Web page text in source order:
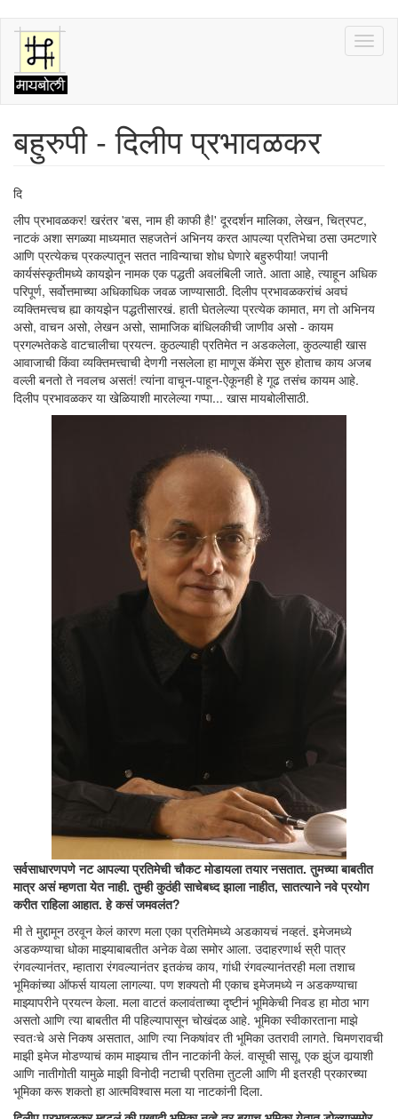
Skip
main
content
बहुरुपी - दिलीप प्रभावळकर
दि
लीप प्रभावळकर! खरंतर 'बस, नाम ही काफी है!' दूरदर्शन मालिका, लेखन, चित्रपट,
नाटकं अशा सगळ्या माध्यमात सहजतेनं अभिनय करत आपल्या प्रतिभेचा ठसा उमटणारे
आणि प्रत्येकच प्रकल्पातून सतत नाविन्याचा शोध घेणारे बहुरुपीया! जपानी
कार्यसंस्कृतीमध्ये कायझेन नामक एक पद्धती अवलंबिली जाते. आता आहे, त्याहून अधिक
परिपूर्ण, सर्वोत्तमाच्या अधिकाधिक जवळ जाण्यासाठी. दिलीप प्रभावळकरांचं अवघं
व्यक्तिमत्त्वच ह्या कायझेन पद्धतीसारखं. हाती घेतलेल्या प्रत्येक कामात, मग तो अभिनय
असो, वाचन असो, लेखन असो, सामाजिक बांधिलकीची जाणीव असो - कायम
प्रगल्भतेकडे वाटचालीचा प्रयत्न. कुठल्याही प्रतिमेत न अडकलेला, कुठल्याही खास
आवाजाची किंवा व्यक्तिमत्त्वाची देणगी नसलेला हा माणूस कॅमेरा सुरु होताच काय अजब
वल्ली बनतो ते नवलच असतं! त्यांना वाचून-पाहून-ऐकूनही हे गूढ तसंच कायम आहे.
दिलीप प्रभावळकर या खेळियाशी मारलेल्या गप्पा... खास मायबोलीसाठी.
सर्वसाधारणपणे नट आपल्या प्रतिमेची चौकट मोडायला तयार नसतात. तुमच्या बाबतीत
मात्र असं म्हणता येत नाही. तुम्ही कुठंही साचेबध्द झाला नाहीत, सातत्याने नवे प्रयोग
करीत राहिला आहात. हे कसं जमवलंत?
मी ते मुद्दामून ठरवून केलं कारण मला एका प्रतिमेमध्ये अडकायचं नव्हतं. इमेजमध्ये
अडकण्याचा धोका माझ्याबाबतीत अनेक वेळा समोर आला. उदाहरणार्थ स्री पात्र
रंगवल्यानंतर, म्हातारा रंगवल्यानंतर इतकंच काय, गांधी रंगवल्यानंतरही मला तशाच
भूमिकांच्या ऑफर्स यायला लागल्या. पण शक्यतो मी एकाच इमेजमध्ये न अडकण्याचा
माझ्यापरीने प्रयत्न केला. मला वाटतं कलावंताच्या दृष्टीनं भूमिकेची निवड हा मोठा भाग
असतो आणि त्या बाबतीत मी पहिल्यापासून चोखंदळ आहे. भूमिका स्वीकारताना माझे
स्वतःचे असे निकष असतात, आणि त्या निकषांवर ती भूमिका उतरावी लागते. चिमणरावची
माझी इमेज मोडण्याचं काम माझ्याच तीन नाटकांनी केलं. वासूची सासू, एक झुंज वार्‍याशी
आणि नातीगोती यामुळे माझी विनोदी नटाची प्रतिमा तुटली आणि मी इतरही प्रकारच्या
भूमिका करू शकतो हा आत्मविश्वास मला या नाटकांनी दिला.